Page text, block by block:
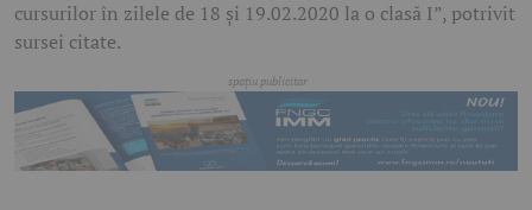
cursurilor în zilele de 18 și 19.02.2020 la o clasă I”, potrivit
sursei citate.